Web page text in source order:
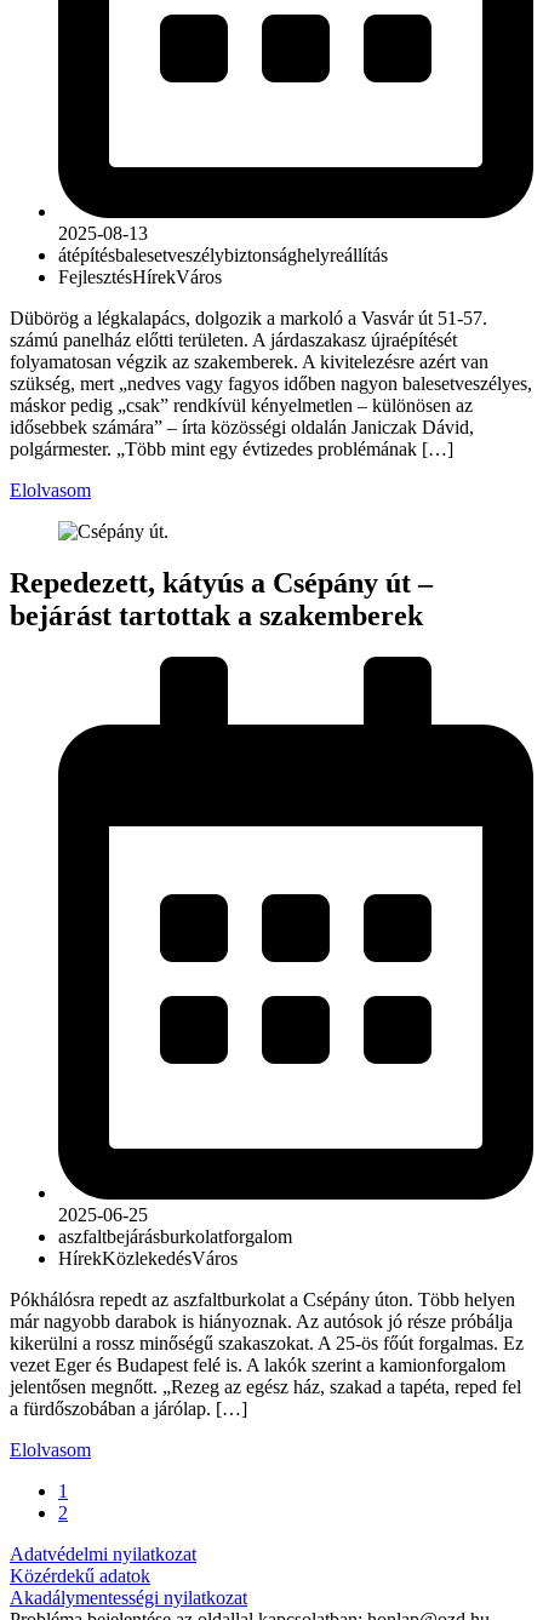
2025-08-13
átépítésbalesetveszélybiztonsághelyreállítás
FejlesztésHírekVáros
Dübörög a légkalapács, dolgozik a markoló a Vasvár út 51-57.
számú panelház előtti területen. A járdaszakasz újraépítését
folyamatosan végzik az szakemberek. A kivitelezésre azért van
szükség, mert „nedves vagy fagyos időben nagyon balesetveszélyes,
máskor pedig „csak” rendkívül kényelmetlen – különösen az
idősebbek számára” – írta közösségi oldalán Janiczak Dávid,
polgármester. „Több mint egy évtizedes problémának […]
Elolvasom
Repedezett, kátyús a Csépány út –
bejárást tartottak a szakemberek
2025-06-25
aszfaltbejárásburkolatforgalom
HírekKözlekedésVáros
Pókhálósra repedt az aszfaltburkolat a Csépány úton. Több helyen
már nagyobb darabok is hiányoznak. Az autósok jó része próbálja
kikerülni a rossz minőségű szakaszokat. A 25-ös főút forgalmas. Ez
vezet Eger és Budapest felé is. A lakók szerint a kamionforgalom
jelentősen megnőtt. „Rezeg az egész ház, szakad a tapéta, reped fel
a fürdőszobában a járólap. […]
Elolvasom
1
2
Adatvédelmi nyilatkozat
Közérdekű adatok
Akadálymentességi nyilatkozat